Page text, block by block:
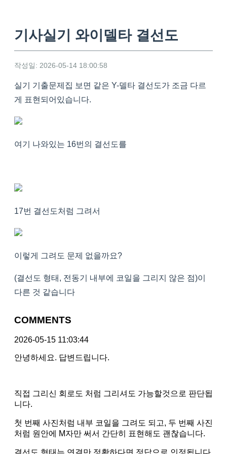
기사실기 와이델타 결선도
작성일: 2026-05-14 18:00:58
실기 기출문제집 보면 같은 Y-델타 결선도가 조금 다르
게 표현되어있습니다.
여기 나와있는 16번의 결선도를
17번 결선도처럼 그려서
이렇게 그려도 문제 없을까요?
(결선도 형태, 전동기 내부에 코일을 그리지 않은 점)이
다른 것 같습니다
COMMENTS
2026-05-15 11:03:44
안녕하세요. 답변드립니다.
직접 그리신 회로도 처럼 그리셔도 가능할것으로 판단됩
니다.
첫 번째 사진처럼 내부 코일을 그려도 되고, 두 번째 사진
처럼 원안에 M자만 써서 간단히 표현해도 괜찮습니다.
결선도 형태는 연결만 정확하다면 정답으로 인정됩니다.